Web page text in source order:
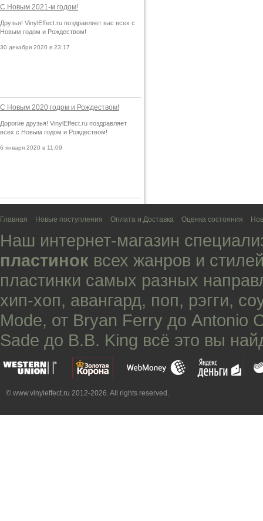
С Новым 2021-м годом!
Друзья! VinylEffect.ru поздравляет вас всех с
Новым годом и Рождеством!
30 декабря 2020 в 23:17
С Новым 2020 годом и Рождеством!
Дорогие друзья! VinylEffect.ru поздравляет
всех с Новым годом и Рождеством!
6 января 2020 в 11:09
Главная Новые поступления Оплата и Доставка Оценка состояния
Наш интернет-магазин
пластинок всех жанров и
пластинки самых разных
хип-хоп, авангард, поп, рэгги,
Mode, от Bryan Ferry до Antonio
Sade до B.B. King всё это вы
© www.vinyleffect.ru 2012-2026. All rights reserved.